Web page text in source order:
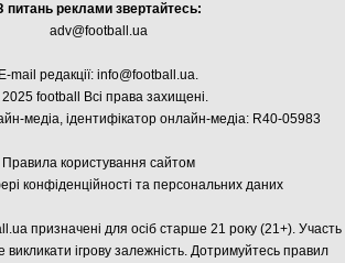
питань реклами звертайтесь:
adv@football.ua
E-mail редакції: info@football.ua.
football Всі права захищені.
медіа, ідентифікатор онлайн-медіа: R40-05983
Правила користування сайтом
конфіденційності та персональних даних
призначені для осіб старше 21 року (21+). Участь
викликати ігрову залежність. Дотримуйтесь правил